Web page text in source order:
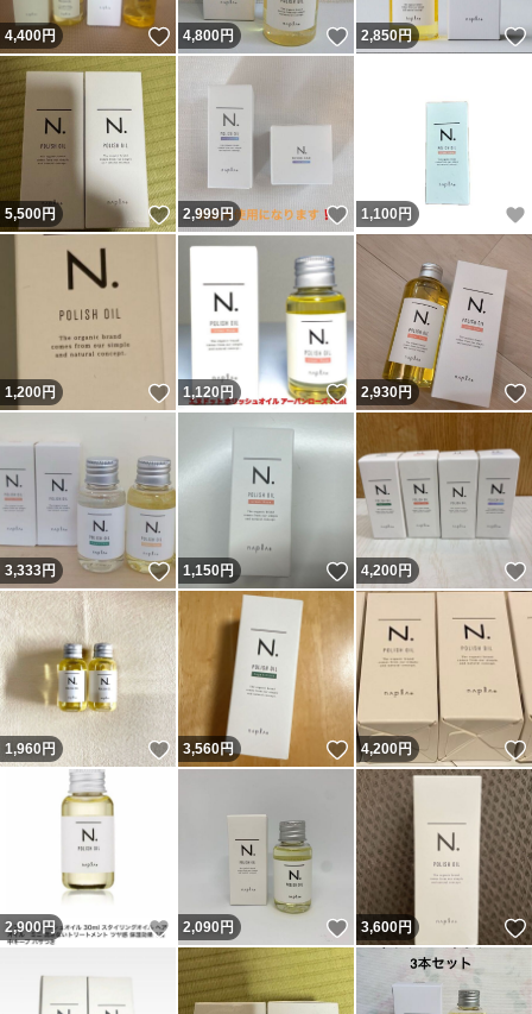
4,400円 いいね！
4,800円 いいね！
2,850円
5,500円 いいね！
2,999円 いいね！
1,100 円
1,200円 いいね！
1,120 円 いいね！
2,930円
3,333円 いいね！
1,150円 いいね！
4,200円
1,960円 いいね！
3,560円 いいね！
4,200円
2,900円 いいね！
2,090円 いいね！
3,600円